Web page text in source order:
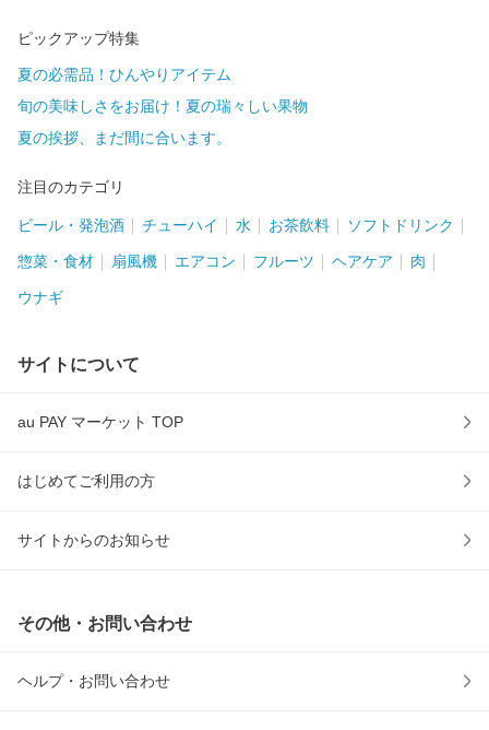
ピックアップ特集
夏の必需品！ひんやりアイテム
旬の美味しさをお届け！夏の瑞々しい果物
夏の挨拶、まだ間に合います。
注目のカテゴリ
ビール・発泡酒 チューハイ 水 お茶飲料 ソフトドリンク
惣菜・食材 扇風機 エアコン フルーツ ヘアケア 肉
ウナギ
サイトについて
au PAY マーケット TOP
はじめてご利用の方
サイトからのお知らせ
その他・お問い合わせ
ヘルプ・お問い合わせ